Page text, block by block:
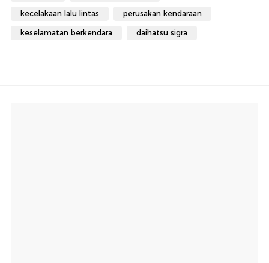
kecelakaan lalu lintas perusakan kendaraan
keselamatan berkendara daihatsu sigra